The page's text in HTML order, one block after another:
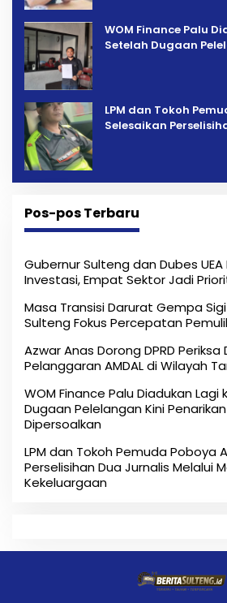
‎WOM Finance Palu
Setelah Dugaan
LPM dan Tokoh
Selesaikan
Pos-pos Terbaru
Gubernur Sulteng dan Dubes
Investasi, Empat Sektor Jadi
Masa Transisi Darurat Gempa
Sulteng Fokus Percepatan
Azwar Anas Dorong DPRD Periksa
Pelanggaran AMDAL di Wilayah
‎WOM Finance Palu Diadukan Lagi
Dugaan Pelelangan Kini
Dipersoalkan ‎
LPM dan Tokoh Pemuda Poboya
Perselisihan Dua Jurnalis Melalui
Kekeluargaan